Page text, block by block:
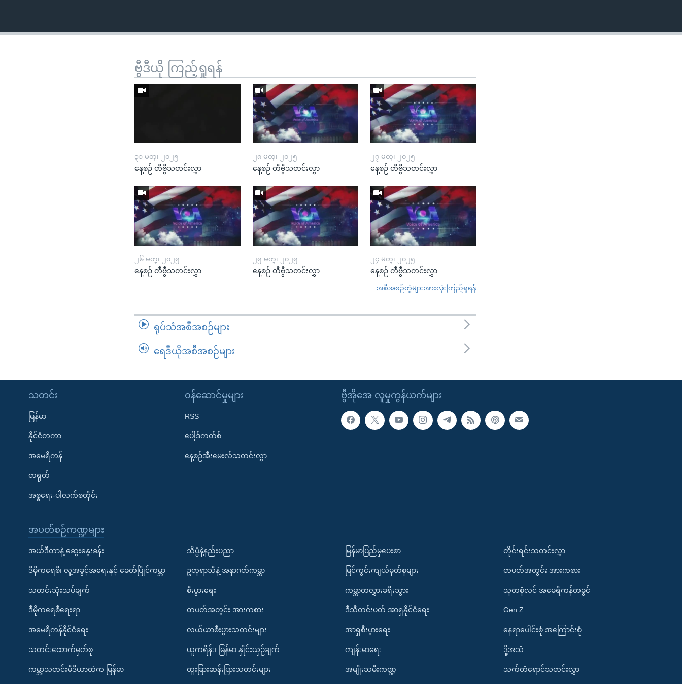
ဗွီဒီယို ကြည့်ရှုရန်
၃၁ မတ္၊ ၂၀၂၅
နေ့စဉ် တီဗွီသတင်းလွှာ
၂၈ မတ္၊ ၂၀၂၅
နေ့စဉ် တီဗွီသတင်းလွှာ
၂၇ မတ္၊ ၂၀၂၅
နေ့စဉ် တီဗွီသတင်းလွှာ
၂၆ မတ္၊ ၂၀၂၅
နေ့စဉ် တီဗွီသတင်းလွှာ
၂၅ မတ္၊ ၂၀၂၅
နေ့စဉ် တီဗွီသတင်းလွှာ
၂၄ မတ္၊ ၂၀၂၅
နေ့စဉ် တီဗွီသတင်းလွှာ
အစီအစဉ်တွဲများအားလုံးကြည့်ရှုရန်
ရုပ်သံအစီအစဉ်များ
ရေဒီယိုအစီအစဉ်များ
ဗွီအိုအေ လူမှုကွန်ယက်များ
သတင်း
မြန်မာ
နိုင်ငံတကာ
အမေရိကန်
တရုတ်
အစ္စရေး-ပါလက်စတိုင်း
၀န်ဆောင်မှုများ
RSS
ပေါ့ဒ်ကတ်စ်
နေ့စဉ်အီးမေးလ်သတင်းလွှာ
အပတ်စဉ်ကဏ္ဍများ
အယ်ဒီတာနဲ့ ဆွေးနွေးခန်း
ဒီမိုကရေစီ၊ လူ့အခွင့်အရေးနှင့် ခေတ်ပြိုင်ကမ္ဘာ
သတင်းသုံးသပ်ချက်
ဒီမိုကရေစီရေးရာ
အမေရိကန်နိုင်ငံရေး
သတင်းထောက်မှတ်စု
ကမ္ဘာ့သတင်းမီဒီယာထဲက မြန်မာ
သိပ္ပံနဲ့နည်းပညာ
ဥတုရာသီနဲ့ အနာဂတ်ကမ္ဘာ
စီးပွားရေး
တပတ်အတွင်း အားကစား
လယ်ယာစီးပွားသတင်းများ
ယူကရိန်း၊ မြန်မာ နှိုင်းယှဉ်ချက်
ထူးခြားဆန်းပြားသတင်းများ
မြန်မာပြည်မှပေးစာ
မြင်ကွင်းကျယ်မှတ်စုများ
ကမ္ဘာတလွှားခရီးသွား
ဒီသီတင်းပတ် အာရှနိုင်ငံရေး
အာရှစီးပွားရေး
ကျန်းမာရေး
အမျိုးသမီးကဏ္ဍ
တိုင်းရင်းသတင်းလွှာ
တပတ်အတွင်း အားကစား
သုတစုံလင် အမေရိကန်တခွင်
Gen Z
နေရာပေါင်းစုံ အကြောင်းစုံ
ဒို့အသံ
သက်တံရောင်သတင်းလွှာ